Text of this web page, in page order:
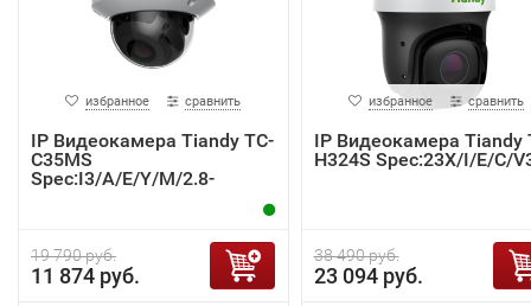
избранное сравнить
IP Видеокамера Tiandy TC-
C35MS
Spec:I3/A/E/Y/M/2.8-
19 790 руб.
11 874 руб.
избранное сравнить
IP Видеокамера Tiandy
H324S Spec:23X/I/E/C/
38 490 руб.
23 094 руб.